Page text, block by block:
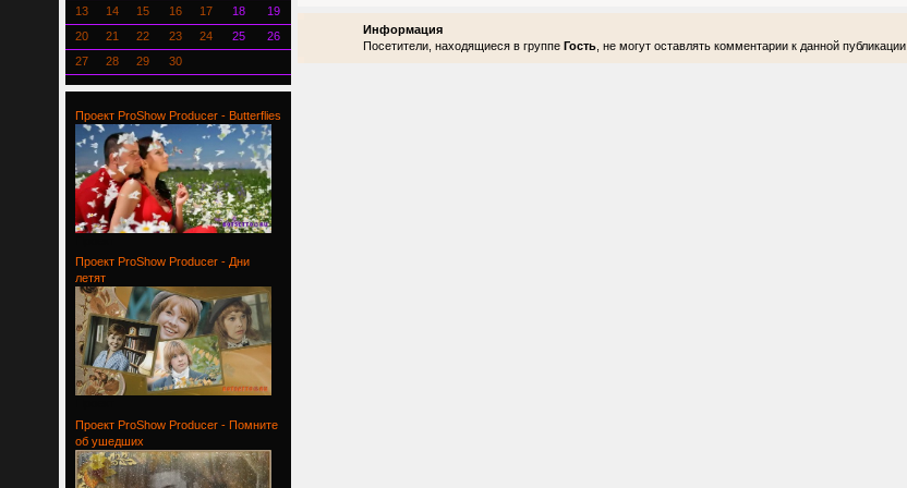
Информация
Посетители, находящиеся в группе Гость, не могут оставлять комментарии к данной публикации.
13
14 15 16 17 18
19
20
21 22 23 24 25
26
27
28 29 30
Проект ProShow Producer - Butterflies
Проект ProShow Producer - Дни
летят
Проект ProShow Producer - Помните
об ушедших